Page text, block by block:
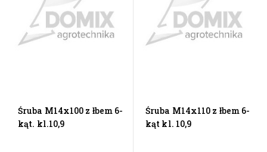
Śruba M14x100 z łbem 6-
kąt. kl.10,9
Śruba M14x110 z łbem 6-
kąt kl. 10,9